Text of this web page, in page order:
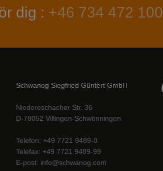
dig : +46 734 472 100
Schwanog Siegfried Güntert GmbH
Niedereschacher Str. 36
D-78052 Villingen-Schwenningen
Telefon +49 7721 9489-0
Telefax +49 7721 9489-99
E-post info@schwanog.com